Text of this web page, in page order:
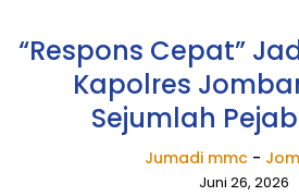
“Respons Cepat”
Kapolres
Sejumlah
Jumadi mmc -
Juni 26, 2026